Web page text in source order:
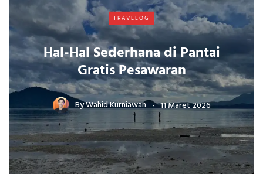
TRAVELOG
Hal-Hal Sederhana di Pantai
Gratis Pesawaran
ByWahid Kurniawan 11 Maret 2026